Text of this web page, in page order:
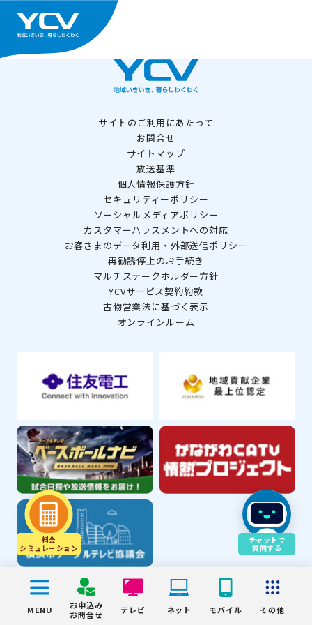
MENU
お申込み
お問合せ
テレビ ネット モバイル その他
料金
シミュレ－ション
サイトのご利用にあたって
お問合せ
サイトマップ
放送基準
個人情報保護方針
セキュリティーポリシー
ソーシャルメディアポリシー
カスタマーハラスメントへの対応
お客さまのデータ利用・外部送信ポリシー
再勧誘停止のお手続き
マルチステークホルダー方針
YCVサービス契約約款
古物営業法に基づく表示
オンラインルーム
© YOKOHAMA CABLE VISION Inc.
チャットで
質問する